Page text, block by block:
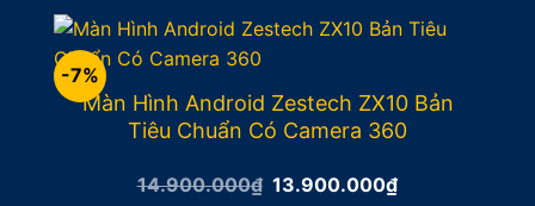
12.900.000₫.
11.900.000₫.
-7%
Màn Hình Android Zestech ZX10 Bản
Tiêu Chuẩn Có Camera 360
14.900.000₫ Giá
13.900.000₫Giá